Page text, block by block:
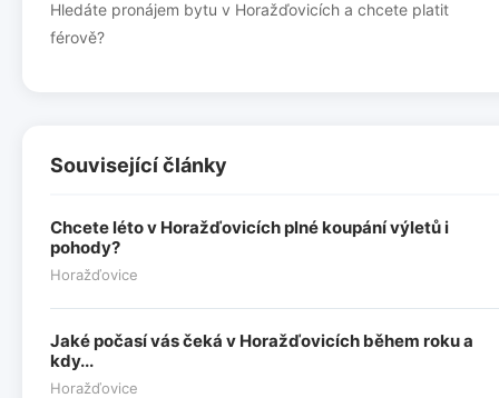
Hledáte pronájem bytu v Horažďovicích a chcete platit
férově?
Související články
Chcete léto v Horažďovicích plné koupání výletů i
pohody?
Horažďovice
Jaké počasí vás čeká v Horažďovicích během roku a
kdy...
Horažďovice